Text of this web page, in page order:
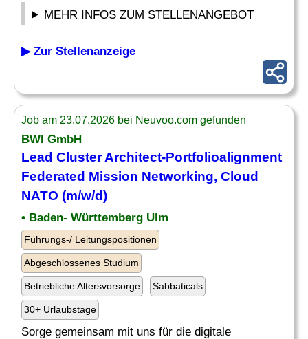
MEHR INFOS ZUM STELLENANGEBOT
▶ Zur Stellenanzeige
Job am 23.07.2026 bei Neuvoo.com gefunden
BWI GmbH
Lead Cluster Architect-Portfolioalignment
Federated Mission Networking, Cloud
NATO (m/w/d)
• Baden- Württemberg Ulm
Führungs-/ Leitungspositionen
Abgeschlossenes Studium
Betriebliche Altersvorsorge Sabbaticals
30+ Urlaubstage
Sorge gemeinsam mit uns für die digitale